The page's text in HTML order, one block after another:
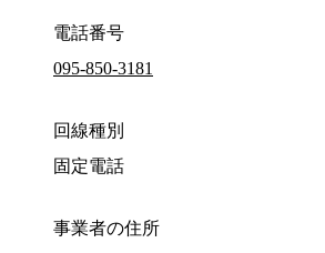
電話番号
095-850-3181
回線種別
固定電話
事業者の住所